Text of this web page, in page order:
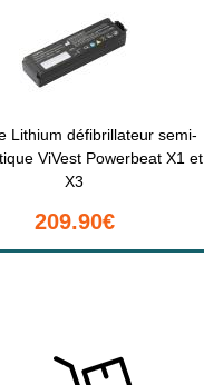
Lithium défibrillateur semi-
ViVest Powerbeat X1 et
X3
209.90€